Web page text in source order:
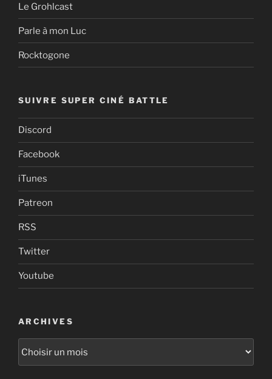
Le Grohlcast
Parle à mon Luc
Rocktogone
SUIVRE SUPER CINÉ BATTLE
Discord
Facebook
iTunes
Patreon
RSS
Twitter
Youtube
ARCHIVES